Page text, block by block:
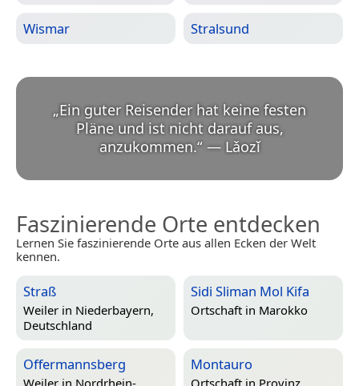
Wismar Stralsund
„Ein guter Reisender hat keine festen
Pläne und ist nicht darauf aus,
anzukommen.“ — Lǎozǐ
Faszinierende Orte entdecken
Lernen Sie faszinierende Orte aus allen Ecken der Welt
kennen.
Straß
Weiler in Niederbayern,
Deutschland
Sidi Sliman Mol Kifa
Ortschaft in Marokko
Offermannsberg
Weiler in Nordrhein-
Montauro
Ortschaft in Provinz